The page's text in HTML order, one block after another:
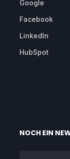
Google
Facebook
LinkedIn
HubSpot
NOCH EIN